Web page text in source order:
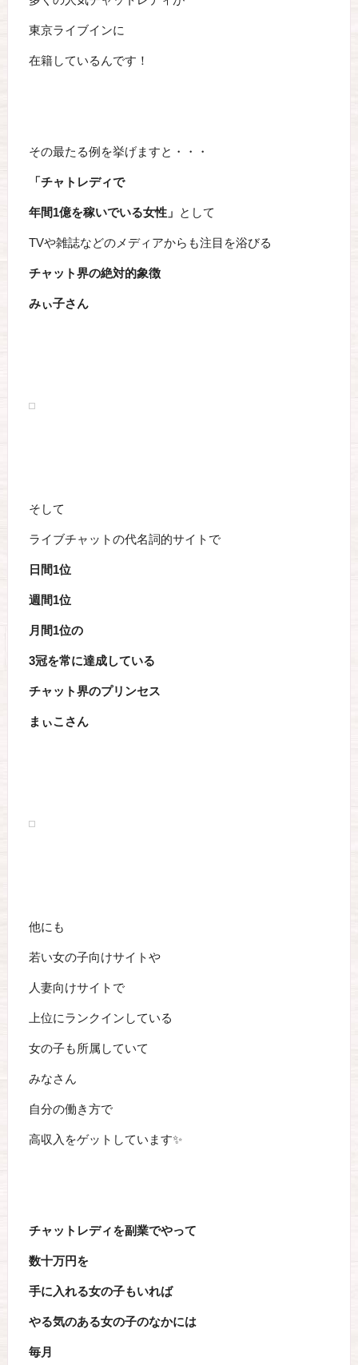
東京ライブインに
在籍しているんです！
その最たる例を挙げますと・・・
「チャトレディで
年間1億を稼いでいる女性」 として
TVや雑誌などのメディアからも注目を浴びる
チャット界の絶対的象徴
みぃ子さん
そして
ライブチャットの代名詞的サイトで
日間1位
週間1位
月間1位の
3冠を常に達成している
チャット界のプリンセス
まぃこさん
他にも
若い女の子向けサイトや
人妻向けサイトで
上位にランクインしている
女の子も所属していて
みなさん
自分の働き方で
高収入をゲットしています✨
チャットレディを副業でやって
数十万円を
手に入れる女の子もいれば
やる気のある女の子のなかには
毎月